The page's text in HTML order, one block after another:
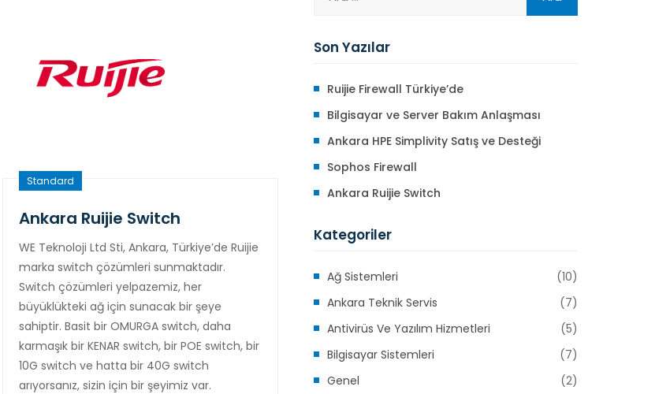
Standard
Ankara Ruijie Switch
WE Teknoloji Ltd Sti, Ankara, Türkiye’de Ruijie
marka switch çözümleri sunmaktadır.
Switch çözümleri yelpazemiz, her
büyüklükteki ağ için sunacak bir şeye
sahiptir. Basit bir OMURGA switch, daha
karmaşık bir KENAR switch, bir POE switch, bir
10G switch ve hatta bir 40G switch
arıyorsanız, sizin için bir şeyimiz var.
Son Yazılar
Ruijie Firewall Türkiye’de
Bilgisayar ve Server Bakım Anlaşması
Ankara HPE Simplivity Satış ve Desteği
Sophos Firewall
Ankara Ruijie Switch
Kategoriler
Ağ Sistemleri
(10)
Ankara Teknik Servis
(7)
Antivirüs Ve Yazılım Hizmetleri
(5)
Bilgisayar Sistemleri
(7)
Genel
(2)